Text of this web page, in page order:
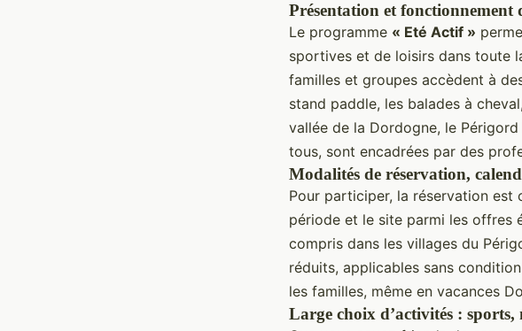
Présentation et
Le programme « Eté Actif »
sportives et de loisirs dans toute
familles et groupes accèdent à
stand paddle, les balades à
vallée de la Dordogne, le
tous, sont encadrées par des
Modalités de réservation,
Pour participer, la réservation est
période et le site parmi les offres
compris dans les villages du
réduits, applicables sans
les familles, même en vacances
Large choix d’activités :